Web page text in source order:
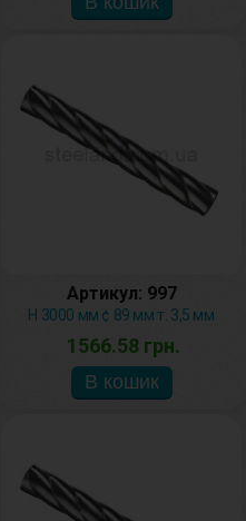
Артикул: 997
H 3000 мм ¢ 89 мм т. 3,5 мм
1566.58 грн.